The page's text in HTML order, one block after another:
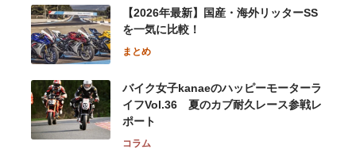
【2026年最新】国産・海外リッターSS
を一気に比較！
まとめ
バイク女子kanaeのハッピーモーターラ
イフVol.36 夏のカブ耐久レース参戦レ
ポート
コラム